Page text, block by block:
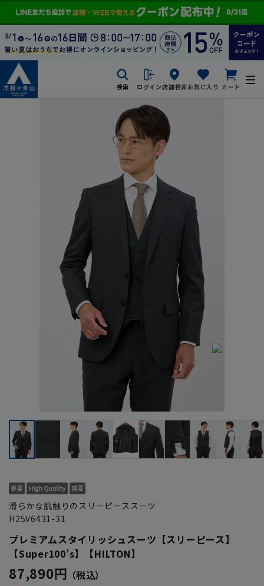
検索 ログイン店舗検索お気に入り カート
滑らかな肌触りのスリーピーススーツ
H25V6431-31
プレミアムスタイリッシュスーツ【スリーピース】
【Super100’s】【HILTON】
87,890円